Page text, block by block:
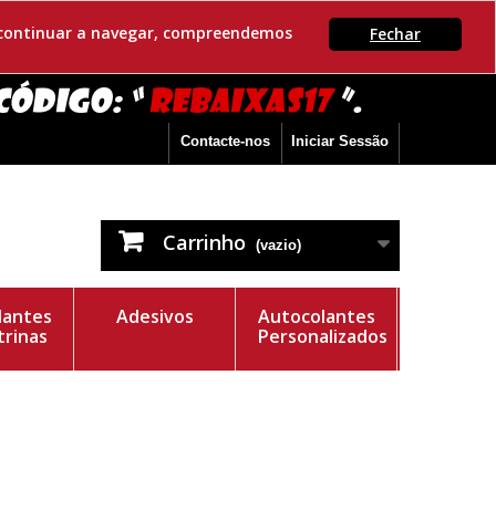
Fechar
a navegar, compreendemos
Iniciar Sessão
Contacte-nos
Carrinho (vazio)
Adesivos
Autocolantes
Personalizados